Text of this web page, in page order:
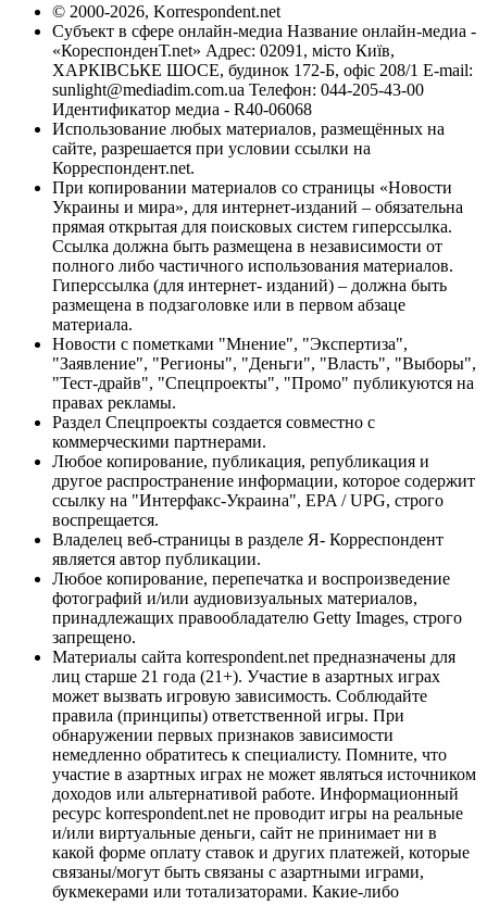
© 2000-2026, Korrespondent.net
Субъект в сфере онлайн-медиа Название онлайн-медиа -
«КореспонденТ.net» Адрес: 02091, місто Київ,
ХАРКІВСЬКЕ ШОСЕ, будинок 172-Б, офіс 208/1 E-mail:
sunlight@mediadim.com.ua Телефон: 044-205-43-00
Идентификатор медиа - R40-06068
Использование любых материалов, размещённых на
сайте, разрешается при условии ссылки на
Корреспондент.net.
При копировании материалов со страницы «Новости
Украины и мира», для интернет-изданий – обязательна
прямая открытая для поисковых систем гиперссылка.
Ссылка должна быть размещена в независимости от
полного либо частичного использования материалов.
Гиперссылка (для интернет- изданий) – должна быть
размещена в подзаголовке или в первом абзаце
материала.
Новости с пометками "Мнение", "Экспертиза",
"Заявление", "Регионы", "Деньги", "Власть", "Выборы",
"Тест-драйв", "Спецпроекты", "Промо" публикуются на
правах рекламы.
Раздел Спецпроекты создается совместно с
коммерческими партнерами.
Любое копирование, публикация, републикация и
другое распространение информации, которое содержит
ссылку на "Интерфакс-Украина", EPA / UPG, строго
воспрещается.
Владелец веб-страницы в разделе Я- Корреспондент
является автор публикации.
Любое копирование, перепечатка и воспроизведение
фотографий и/или аудиовизуальных материалов,
принадлежащих правообладателю Getty Images, строго
запрещено.
Материалы сайта korrespondent.net предназначены для
лиц старше 21 года (21+). Участие в азартных играх
может вызвать игровую зависимость. Соблюдайте
правила (принципы) ответственной игры. При
обнаружении первых признаков зависимости
немедленно обратитесь к специалисту. Помните, что
участие в азартных играх не может являться источником
доходов или альтернативой работе. Информационный
ресурс korrespondent.net не проводит игры на реальные
и/или виртуальные деньги, сайт не принимает ни в
какой форме оплату ставок и других платежей, которые
связаны/могут быть связаны с азартными играми,
букмекерами или тотализаторами. Какие-либо